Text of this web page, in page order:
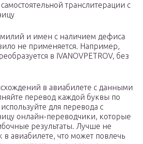
транслитерации с
и имен с наличием дефиса
не применяется. Например,
в IVANOVPETROV, без
в авиабилете с данными
перевод каждой буквы по
для перевода с
онлайн-переводчики, которые
результаты. Лучше не
в авиабилете, что может повлечь